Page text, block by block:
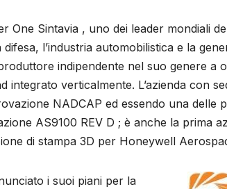
One Sintavia , uno dei leader mondiali
l’industria automobilistica e la
indipendente nel suo genere a
verticalmente. L’azienda con
NADCAP ed essendo una delle
AS9100 REV D ; è anche la prima
di stampa 3D per Honeywell
i suoi piani per la